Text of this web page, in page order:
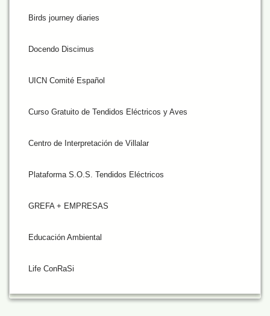
Birds journey diaries
Docendo Discimus
UICN Comité Español
Curso Gratuito de Tendidos Eléctricos y Aves
Centro de Interpretación de Villalar
Plataforma S.O.S. Tendidos Eléctricos
GREFA + EMPRESAS
Educación Ambiental
Life ConRaSi